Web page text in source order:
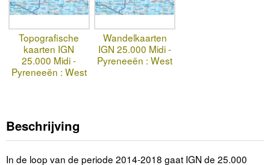
Topografische
kaarten IGN
25.000 Midi -
Pyreneeën : West
Wandelkaarten
IGN 25.000 Midi -
Pyreneeën : West
Beschrijving
In de loop van de periode 2014-2018 gaat IGN de 25.000